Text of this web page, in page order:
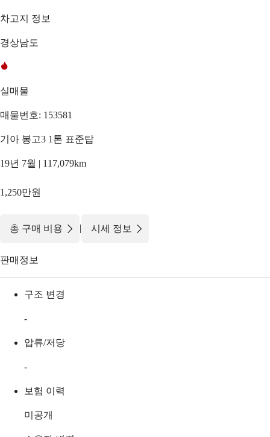
차고지 정보
경상남도
실매물
매물번호: 153581
기아 봉고3 1톤 표준탑
19년 7월 | 117,079km
1,250만원
총 구매 비용 | 시세 정보
판매정보
구조 변경
-
압류/저당
-
보험 이력
미공개